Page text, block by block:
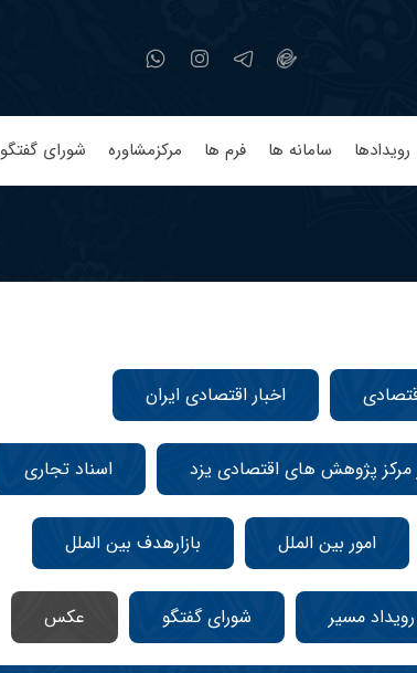
رویدادها سامانه ها فرم ها مرکزمشاوره شورای گفتگو
اخبار اقتصادی ایران
مرکز پژوهش های اقتصادی یزد اسناد تجاری
امور بین الملل بازارهدف بین الملل
رویداد مسیر شورای گفتگو عکس